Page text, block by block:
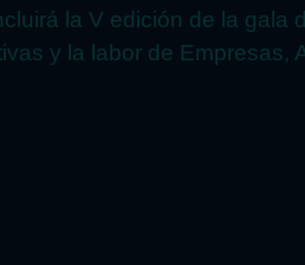
la V edición de la gala
y la labor de Empresas,